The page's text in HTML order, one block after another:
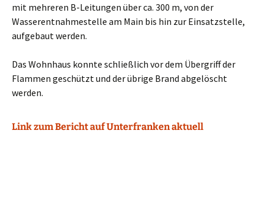
mit mehreren B-Leitungen über ca. 300 m, von der
Wasserentnahmestelle am Main bis hin zur Einsatzstelle,
aufgebaut werden.
Das Wohnhaus konnte schließlich vor dem Übergriff der
Flammen geschützt und der übrige Brand abgelöscht
werden.
Link zum Bericht auf Unterfranken aktuell